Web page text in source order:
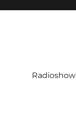
Radioshow